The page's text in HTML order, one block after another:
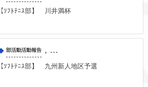
【ｿﾌﾄﾃﾆｽ部】 川井満杯
部活動活動報告 , …
【ｿﾌﾄﾃﾆｽ部】 九州新人地区予選